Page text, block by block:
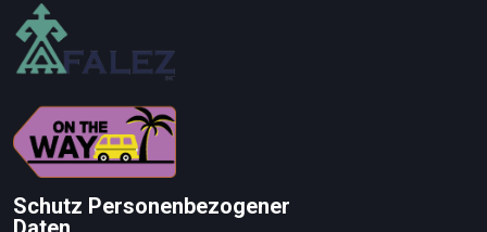
Schutz Personenbezogener